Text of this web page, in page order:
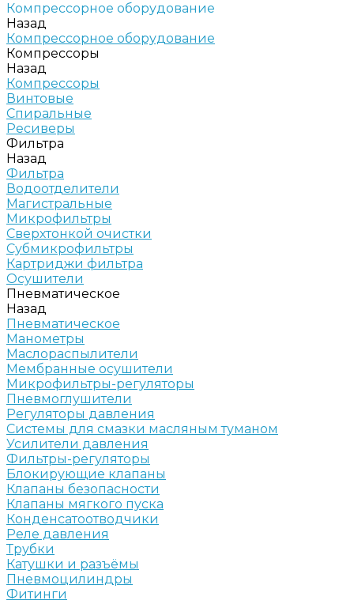
Компрессорное оборудование
Назад
Компрессорное оборудование
Компрессоры
Назад
Компрессоры
Винтовые
Спиральные
Ресиверы
Фильтра
Назад
Фильтра
Водоотделители
Магистральные
Микрофильтры
Сверхтонкой очистки
Субмикрофильтры
Картриджи фильтра
Осушители
Пневматическое
Назад
Пневматическое
Манометры
Маслораспылители
Мембранные осушители
Микрофильтры-регуляторы
Пневмоглушители
Регуляторы давления
Системы для смазки масляным туманом
Усилители давления
Фильтры-регуляторы
Блокирующие клапаны
Клапаны безопасности
Клапаны мягкого пуска
Конденсатоотводчики
Реле давления
Трубки
Катушки и разъёмы
Пневмоцилиндры
Фитинги